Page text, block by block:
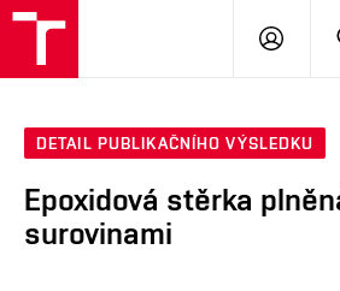
DETAIL PUBLIKAČNÍHO VÝSLEDKU
Epoxidová stěrka
surovinami